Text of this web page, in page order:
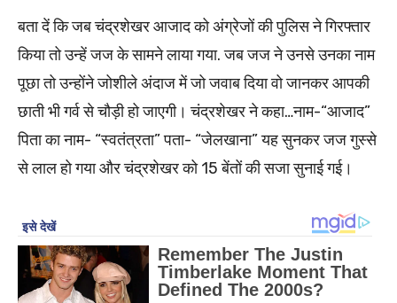
बता दें कि जब चंद्रशेखर आजाद को अंग्रेजों की पुलिस ने गिरफ्तार
किया तो उन्हें जज के सामने लाया गया. जब जज ने उनसे उनका नाम
पूछा तो उन्होंने जोशीले अंदाज में जो जवाब दिया वो जानकर आपकी
छाती भी गर्व से चौड़ी हो जाएगी। चंद्रशेखर ने कहा…नाम-“आजाद”
पिता का नाम- “स्वतंत्रता” पता- “जेलखाना” यह सुनकर जज गुस्से
से लाल हो गया और चंद्रशेखर को 15 बेंतों की सजा सुनाई गई।